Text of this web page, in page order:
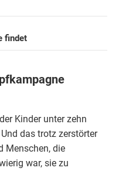
findet
Kinder unter zehn
das trotz zerstörter
Menschen, die
war, sie zu